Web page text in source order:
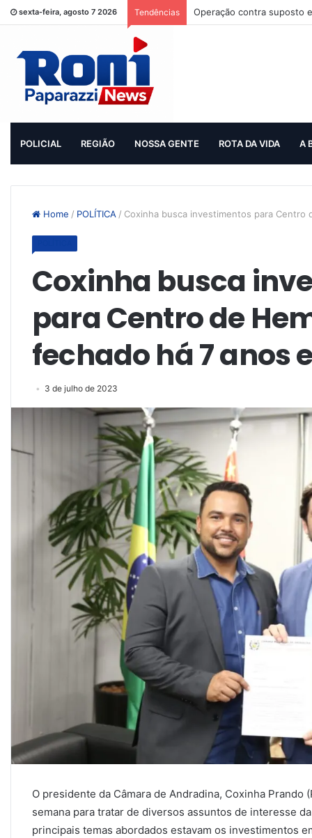
sexta-feira, agosto 7 2026 Tendências Operação contra suposto
POLICIAL REGIÃO NOSSA GENTE ROTA DA VIDA A
Home / POLÍTICA / Coxinha busca investimentos para Centro
Coxinha busca
para Centro de
fechado há 7 anos
3 de julho de 2023
O presidente da Câmara de Andradina, Coxinha Prando
semana para tratar de diversos assuntos de interesse
principais temas abordados estavam os investimentos